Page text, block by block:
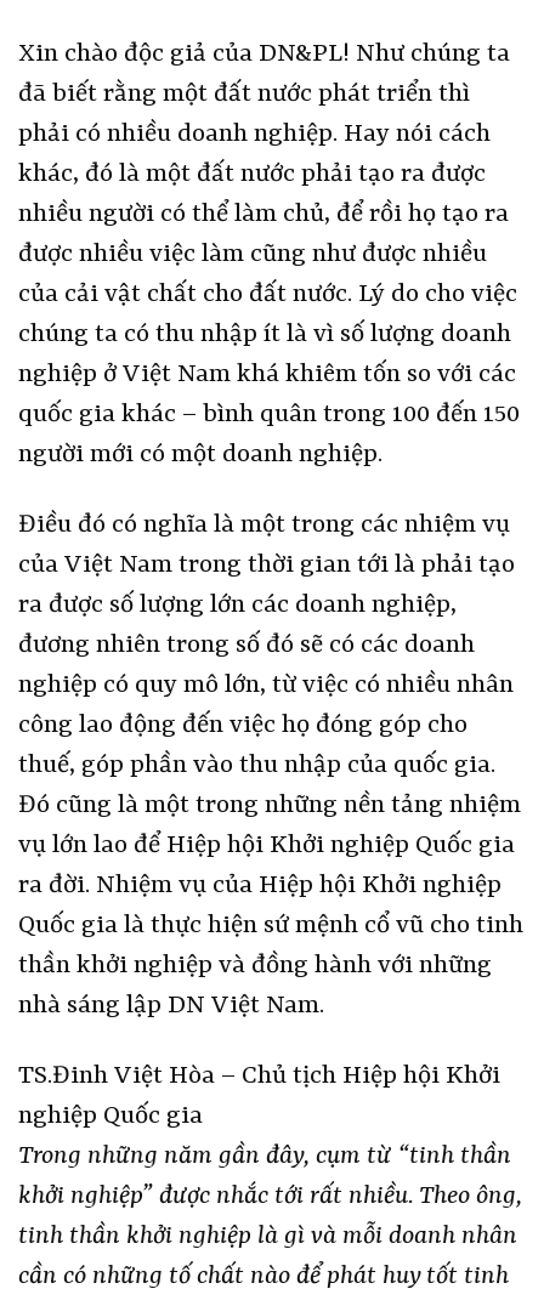
Xin chào độc giả của DN&PL! Như chúng ta
đã biết rằng một đất nước phát triển thì
phải có nhiều doanh nghiệp. Hay nói cách
khác, đó là một đất nước phải tạo ra được
nhiều người có thể làm chủ, để rồi họ tạo ra
được nhiều việc làm cũng như được nhiều
của cải vật chất cho đất nước. Lý do cho việc
chúng ta có thu nhập ít là vì số lượng doanh
nghiệp ở Việt Nam khá khiêm tốn so với các
quốc gia khác – bình quân trong 100 đến 150
người mới có một doanh nghiệp.
Điều đó có nghĩa là một trong các nhiệm vụ
của Việt Nam trong thời gian tới là phải tạo
ra được số lượng lớn các doanh nghiệp,
đương nhiên trong số đó sẽ có các doanh
nghiệp có quy mô lớn, từ việc có nhiều nhân
công lao động đến việc họ đóng góp cho
thuế, góp phần vào thu nhập của quốc gia.
Đó cũng là một trong những nền tảng nhiệm
vụ lớn lao để Hiệp hội Khởi nghiệp Quốc gia
ra đời. Nhiệm vụ của Hiệp hội Khởi nghiệp
Quốc gia là thực hiện sứ mệnh cổ vũ cho tinh
thần khởi nghiệp và đồng hành với những
nhà sáng lập DN Việt Nam.
TS.Đinh Việt Hòa – Chủ tịch Hiệp hội Khởi
nghiệp Quốc gia
Trong những năm gần đây, cụm từ “tinh thần
khởi nghiệp” được nhắc tới rất nhiều. Theo ông,
tinh thần khởi nghiệp là gì và mỗi doanh nhân
cần có những tố chất nào để phát huy tốt tinh